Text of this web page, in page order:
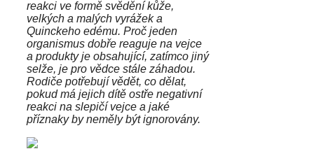
reakci ve formě svědění kůže,
velkých a malých vyrážek a
Quinckeho edému. Proč jeden
organismus dobře reaguje na vejce
a produkty je obsahující, zatímco jiný
selže, je pro vědce stále záhadou.
Rodiče potřebují vědět, co dělat,
pokud má jejich dítě ostře negativní
reakci na slepičí vejce a jaké
příznaky by neměly být ignorovány.